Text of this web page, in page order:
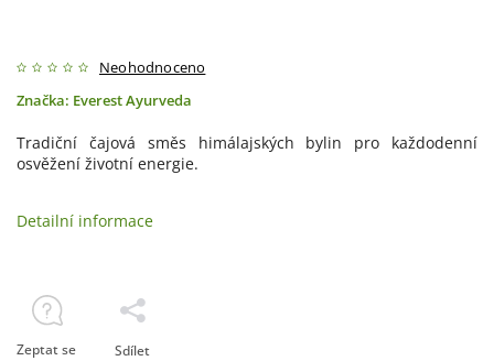
Neohodnoceno
Značka: Everest Ayurveda
Tradiční čajová směs himálajských bylin pro každodenní
osvěžení životní energie.
Detailní informace
Zeptat se Sdílet